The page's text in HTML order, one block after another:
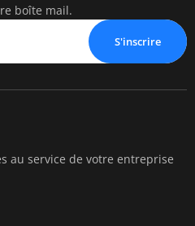
boîte mail.
S'inscrire
au service de votre entreprise